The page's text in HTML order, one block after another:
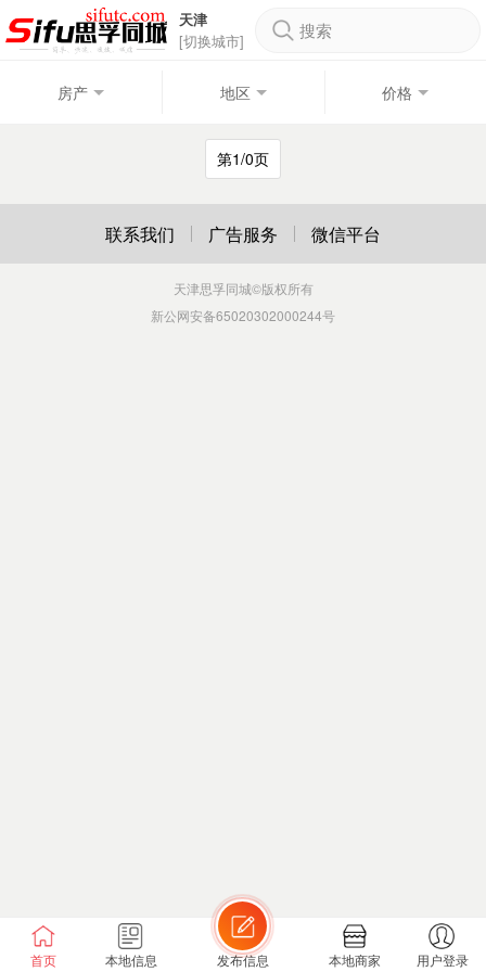
天津
[切换城市]
搜索
房产 地区 价格
第1/0页
首页 本地信息 发布信息 本地商家 用户登录
联系我们 广告服务 微信平台
天津思孚同城©版权所有
新公网安备65020302000244号